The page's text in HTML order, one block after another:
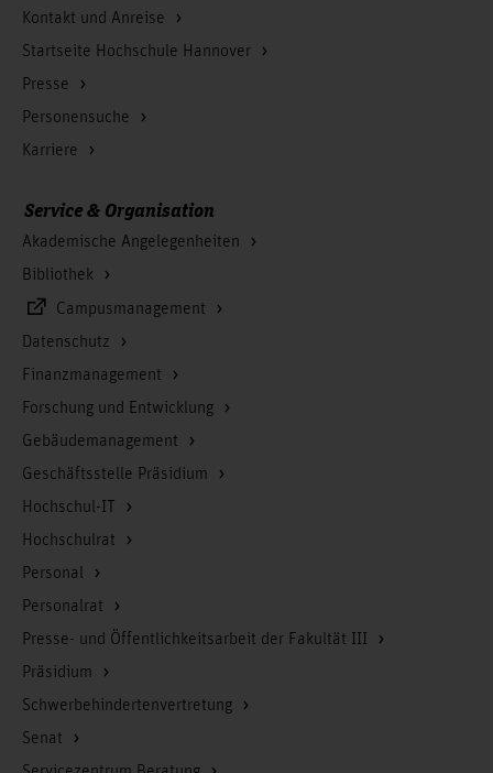
Kontakt und Anreise
Startseite Hochschule Hannover
Presse
Personensuche
Karriere
Service & Organisation
Akademische Angelegenheiten
Bibliothek
Campusmanagement
Datenschutz
Finanzmanagement
Forschung und Entwicklung
Gebäudemanagement
Geschäftsstelle Präsidium
Hochschul-IT
Hochschulrat
Personal
Personalrat
Presse- und Öffentlichkeitsarbeit der Fakultät III
Präsidium
Schwerbehindertenvertretung
Senat